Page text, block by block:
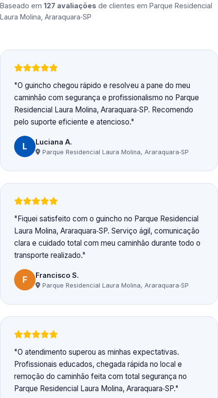
Baseado em 127 avaliações de clientes em Parque Residencial
Laura Molina, Araraquara‑SP
O guincho chegou rápido e resolveu a pane do meu
caminhão com segurança e profissionalismo no Parque
Residencial Laura Molina, Araraquara‑SP. Recomendo
pelo suporte eficiente e atencioso.
L Luciana A.
Parque Residencial Laura Molina, Araraquara‑SP
Fiquei satisfeito com o guincho no Parque Residencial
Laura Molina, Araraquara‑SP. Serviço ágil, comunicação
clara e cuidado total com meu caminhão durante todo o
transporte realizado.
F Francisco S.
Parque Residencial Laura Molina, Araraquara‑SP
O atendimento superou as minhas expectativas.
Profissionais educados, chegada rápida no local e
remoção do caminhão feita com total segurança no
Parque Residencial Laura Molina, Araraquara‑SP.